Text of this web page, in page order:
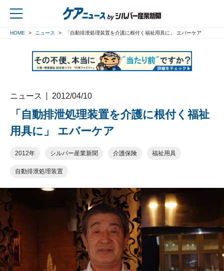
HOME ニュース 「自動排泄処理装置を介護に根付く福祉用具に」 エバーケア
ニュース 2012/04/10
「自動排泄処理装置を介護に根付く福祉
用具に」 エバーケア
2012年 シルバー産業新聞 介護保険 福祉用具
自動排泄処理装置